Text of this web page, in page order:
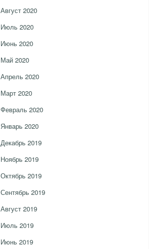
Август 2020
Июль 2020
Июнь 2020
Май 2020
Апрель 2020
Март 2020
Февраль 2020
Январь 2020
Декабрь 2019
Ноябрь 2019
Октябрь 2019
Сентябрь 2019
Август 2019
Июль 2019
Июнь 2019